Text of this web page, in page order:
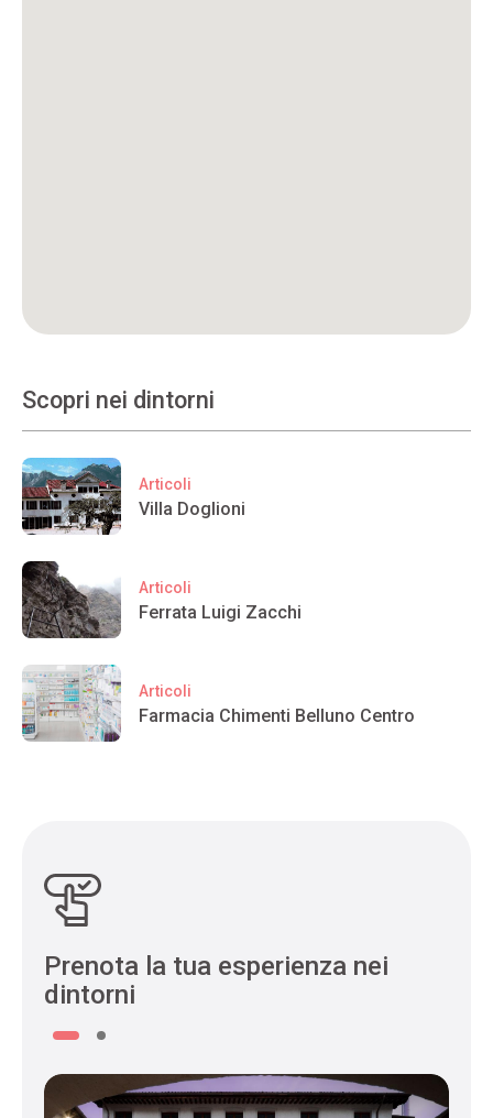
Scopri nei dintorni
Articoli
Villa Doglioni
Articoli
Ferrata Luigi Zacchi
Articoli
Farmacia Chimenti Belluno Centro
Prenota la tua esperienza nei
dintorni